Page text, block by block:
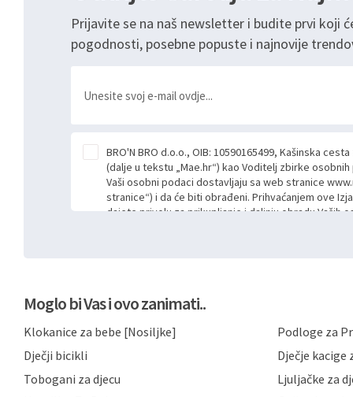
Prijavite se na naš newsletter i budite prvi koji
pogodnosti, posebne popuste i najnovije
BRO'N BRO d.o.o., OIB: 10590165499, Kašinska
(dalje u tekstu „Mae.hr“) kao Voditelj zbirke
Vaši osobni podaci dostavljaju sa web stranice
stranice“) i da će biti obrađeni. Prihvaćanjem ove
dajete privolu za prikupljanje i daljnju obradu Vaših
Mae.hr putem ovih web stranica u svrhu odgovora i
poslan kroz kontakt obrazac. Radi se o
niste dužni prihvatiti odnosno niste dužni unositi
možete pročitati ovdje, sukladno Politici privatnosti
primjenu odgovarajućih tehničkih i sigurnosnih
privatnost svojih korisnika i posjetitelja web
podataka te omogućava pristup i priopćavanje
Moglo bi Vas i ovo zanimati..
Klokanice za bebe [Nosiljke] Podloge za
Dječji bicikli
Dječje kacige
Tobogani za djecu
Ljuljačke za